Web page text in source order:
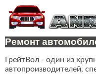
Ремонт
ГрейтВол - один из
автопроизводителей,